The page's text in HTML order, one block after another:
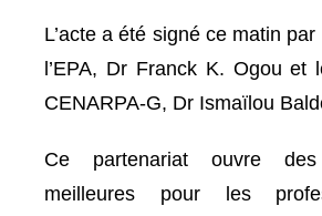
L’acte a été signé ce matin
l’EPA, Dr Franck K. Ogou et
CENARPA-G, Dr Ismaïlou
Ce partenariat ouvre des
meilleures pour les